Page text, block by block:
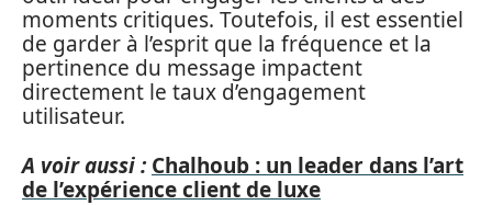
moments critiques. Toutefois, il est essentiel
de garder à l’esprit que la fréquence et la
pertinence du message impactent
directement le taux d’engagement
utilisateur.
A voir aussi : Chalhoub : un leader dans l’art
de l’expérience client de luxe